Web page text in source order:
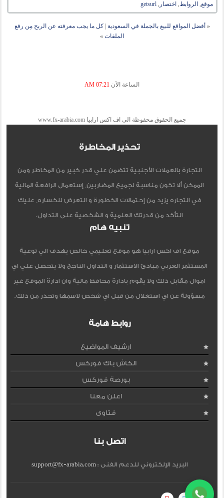
موقع, الروابط, اختصار ,
getsurl
« أفضل المواقع للبيع بالجملة في السعودية |كل ما يجب معرفته عن الربح مِن رفع
الملفات »
الساعة الآن 07:21 AM
جميع الحقوق محفوظة الى اف اكس ارابيا www.fx-arabia.com
تحذير المخاطرة
التجارة بالعملات الأجنبية تتضمن علي قدر كبير من المخاطر ومن
الممكن ألا تكون مناسبة لجميع المضاربين, إستعمال الرافعة المالية
في التجاره يزيد من إحتمالات الخطورة و التعرض للخساره, عليك
التأكد من قدرتك العلمية و الشخصية على التداول.
تنبيه هام
موقع اف اكس ارابيا هو موقع تعليمي خالص يهدف الي توعية
المستثمر العربي مبادئ الاستثمار و التداول الناجح ولا يتحصل علي اي
اموال مقابل ذلك ولا يقوم بادارة محافظ مالية وان ادارة الموقع غير
مسؤولة عن اي استغلال من قبل اي شخص لاسمها وتحذر من ذلك.
روابط هامة
ارشيف المواضيع
الكاش باك فوركس
بورصة فوركس
اعلن معنا
فتاوى
اتصل بنا
البريد الإلكتروني للدعم الفنى :support@fx-arabia.com